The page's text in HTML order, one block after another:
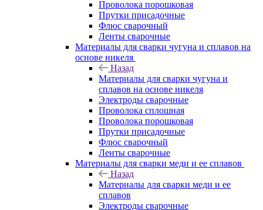
Проволока порошковая
Прутки присадочные
Флюс сварочный
Ленты сварочные
Материалы для сварки чугуна и сплавов на
основе никеля
Назад
Материалы для сварки чугуна и
сплавов на основе никеля
Электроды сварочные
Проволока сплошная
Проволока порошковая
Прутки присадочные
Флюс сварочный
Ленты сварочные
Материалы для сварки меди и ее сплавов
Назад
Материалы для сварки меди и ее
сплавов
Электроды сварочные